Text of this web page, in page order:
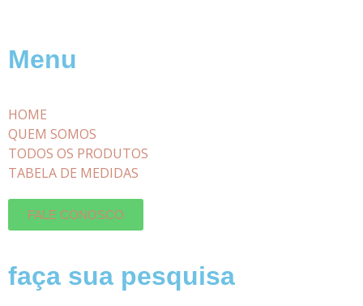
Menu
HOME
QUEM SOMOS
TODOS OS PRODUTOS
TABELA DE MEDIDAS
FALE CONOSCO
faça sua pesquisa